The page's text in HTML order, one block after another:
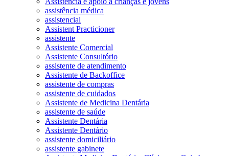
assistência médica
assistencial
Assistent Practicioner
assistente
Assistente Comercial
Assistente Consultório
assistente de atendimento
Assistente de Backoffice
assistente de compras
assistente de cuidados
Assistente de Medicina Dentária
assistente de saúde
Assistente Dentária
Assistente Dentário
assistente domiciliário
assistente gabinete